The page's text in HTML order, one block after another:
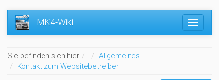
MK4-Wiki
Sie befinden sich hier Home
Allgemeines
Kontakt zum Websitebetreiber